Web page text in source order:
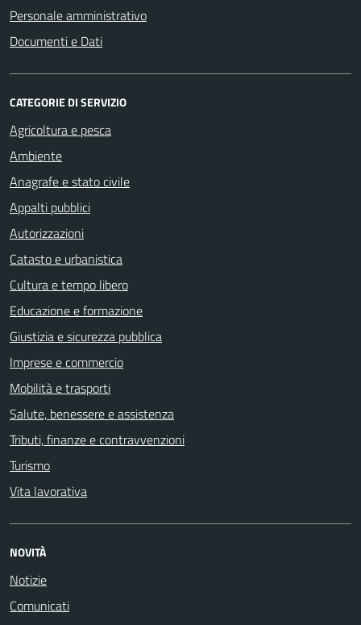
Personale amministrativo
Documenti e Dati
CATEGORIE DI SERVIZIO
Agricoltura e pesca
Ambiente
Anagrafe e stato civile
Appalti pubblici
Autorizzazioni
Catasto e urbanistica
Cultura e tempo libero
Educazione e formazione
Giustizia e sicurezza pubblica
Imprese e commercio
Mobilità e trasporti
Salute, benessere e assistenza
Tributi, finanze e contravvenzioni
Turismo
Vita lavorativa
NOVITÀ
Notizie
Comunicati